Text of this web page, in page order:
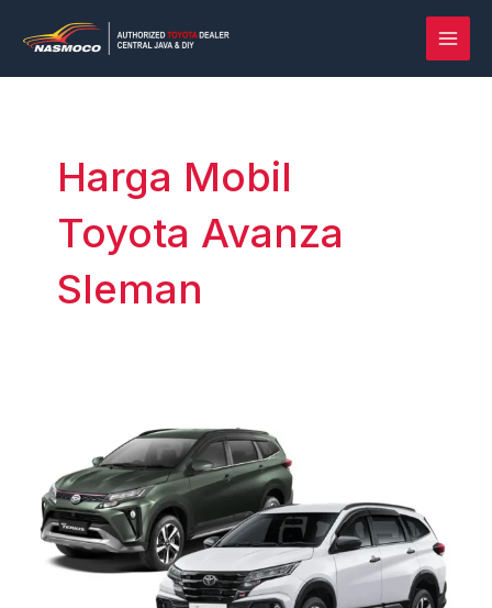
konten
Harga Mobil
Toyota Avanza
Sleman
Yogyakarta
Pilih
pagination